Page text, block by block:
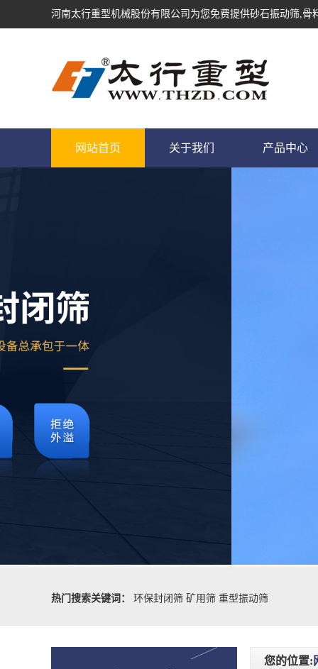
河南太行重型机械股份有限公司为您免费提供砂石振动筛,骨
网站首页 关于我们 产品中心
热门搜索关键词：
环保封闭筛 矿用筛 重型振动筛
您的位置: